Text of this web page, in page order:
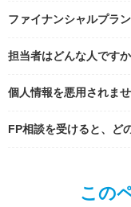
ファイナンシャルプラ
担当者はどんな人ですか
個人情報を悪用されま
FP相談を受けると、ど
この